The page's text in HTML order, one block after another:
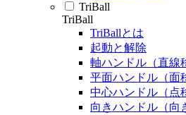
TriBall
TriBall
TriBallとは
起動と解除
軸ハンドル（直線
平面ハンドル（面
中心ハンドル（点
向きハンドル（向